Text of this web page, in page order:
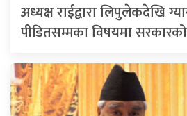
अध्यक्ष राईद्वारा लिपुलेकदेखि
पीडितसम्मका विषयमा